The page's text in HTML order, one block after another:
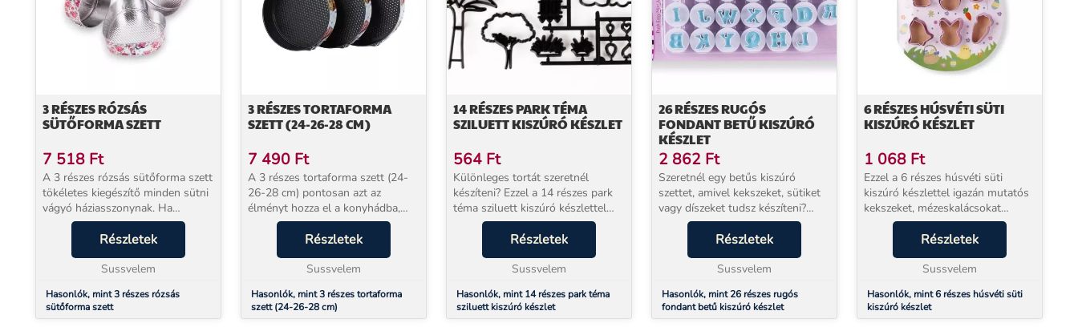
3 RÉSZES RÓZSÁS
SÜTŐFORMA SZETT
7 518 Ft
A 3 részes rózsás sütőforma szett
tökéletes kiegészítő minden sütni
vágyó háziasszonynak. Ha
szeretnéd, hogy a torták ne csak
ínycsiklandóak, hanem
esztétikusak is legyenek, akkor ez
a szett ideális v...
Részletek
Sussvelem
Hasonlók, mint 3 részes rózsás
sütőforma szett
3 RÉSZES TORTAFORMA
SZETT (24-26-28 CM)
7 490 Ft
A 3 részes tortaforma szett (24-
26-28 cm) pontosan azt az
élményt hozza el a konyhádba,
amitől a sütés nem kötelezettség,
hanem tiszta boldogság lesz.
Amikor előveszed ezt a szettet,
már az első pilla...
Részletek
Sussvelem
Hasonlók, mint 3 részes tortaforma
szett (24-26-28 cm)
14 RÉSZES PARK TÉMA
SZILUETT KISZÚRÓ KÉSZLET
564 Ft
Különleges tortát szeretnél
készíteni? Ezzel a 14 részes park
téma sziluett kiszúró készlettel
egyszerűen és gyorsan
elkészítheted a sziluettes tortára a
díszeket! Az egyszerűbb fehér
tortát is feldob...
Részletek
Sussvelem
Hasonlók, mint 14 részes park téma
sziluett kiszúró készlet
26 RÉSZES RUGÓS
FONDANT BETŰ KISZÚRÓ
KÉSZLET
2 862 Ft
Szeretnél egy betűs kiszúró
szettet, amivel kekszeket, sütiket
vagy díszeket tudsz készíteni?
Ezzel a 26 részes rugós fondant
betű kiszúró készlettel könnyedén
kitudod szúrni a tésztából,
fondantból, ...
Részletek
Sussvelem
Hasonlók, mint 26 részes rugós
fondant betű kiszúró készlet
6 RÉSZES HÚSVÉTI SÜTI
KISZÚRÓ KÉSZLET
1 068 Ft
Ezzel a 6 részes húsvéti süti
kiszúró készlettel igazán mutatós
kekszeket, mézeskalácsokat
készíthetsz! Használhatod fondant
díszekhez is. A megsült kekszeket
díszítsd cukormázzal,
gyöngyökkel. A kisz...
Részletek
Sussvelem
Hasonlók, mint 6 részes húsvéti süti
kiszúró készlet